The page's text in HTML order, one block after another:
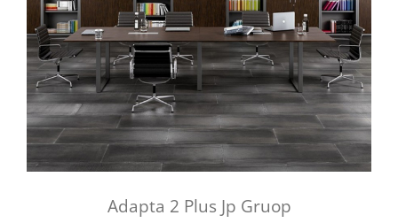
Adapta 2 Plus Jp Gruop